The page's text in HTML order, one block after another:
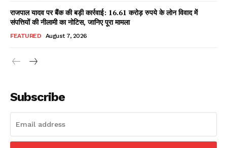
Read Latest News on AIN
राजपाल यादव पर बैंक की बड़ी कार्रवाई: 16.61 करोड़ रुपये के लोन विवाद में
संपत्तियों की नीलामी का नोटिस, जानिए पूरा मामला
FEATURED August 7, 2026
Subscribe